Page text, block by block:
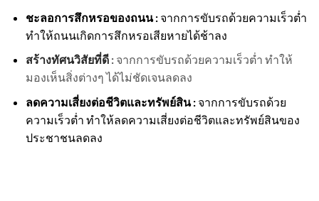
ชะลอการสึกหรอของถนน :จากการขับรถด้วยความเร็วต่ำ
ทำให้ถนนเกิดการสึกหรอเสียหายได้ช้าลง
สร้างทัศนวิสัยที่ดี:จากการขับรถด้วยความเร็วต่ำ ทำให้
มองเห็นสิ่งต่างๆ ได้ไม่ชัดเจนลดลง
ลดความเสี่ยงต่อชีวิตและทรัพย์สิน :จากการขับรถด้วย
ความเร็วต่ำ ทำให้ลดความเสี่ยงต่อชีวิตและทรัพย์สินของ
ประชาชนลดลง